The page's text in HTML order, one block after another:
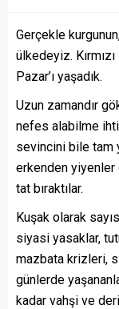
Gerçekle
ülkedeyiz.
Pazar’ı yaşadık.
Uzun zamandır
nefes alabilme
sevincini bile tam
erkenden yiyenler
tat bıraktılar.
Kuşak olarak
siyasi yasaklar,
mazbata krizleri,
günlerde
kadar vahşi ve